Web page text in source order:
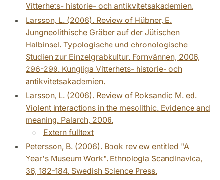
Vitterhets- historie- och antikvitetsakademien.
Larsson, L. (2006). Review of Hübner, E.
Jungneolithische Gräber auf der Jütischen
Halbinsel. Typologische und chronologische
Studien zur Einzelgrabkultur. Fornvännen, 2006,
296-299. Kungliga Vitterhets- historie- och
antikvitetsakademien.
Larsson, L. (2006). Review of Roksandic M. ed.
Violent interactions in the mesolithic. Evidence and
meaning. Palarch, 2006.
Extern fulltext
Petersson, B. (2006). Book review entitled "A
Year's Museum Work". Ethnologia Scandinavica,
36, 182-184. Swedish Science Press.